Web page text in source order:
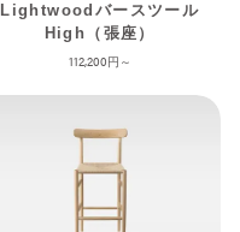
Lightwoodバースツール
High（張座）
112,200